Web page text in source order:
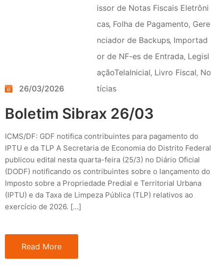
26/03/2026
issor de Notas Fiscais Eletrôni
cas‚ Folha de Pagamento‚ Gere
nciador de Backups‚ Importad
or de NF-es de Entrada‚ Legisl
açãoTelaInicial‚ Livro Fiscal‚ No
tícias
Boletim Sibrax 26/03
ICMS/DF: GDF notifica contribuintes para pagamento do
IPTU e da TLP A Secretaria de Economia do Distrito Federal
publicou edital nesta quarta-feira (25/3) no Diário Oficial
(DODF) notificando os contribuintes sobre o lançamento do
Imposto sobre a Propriedade Predial e Territorial Urbana
(IPTU) e da Taxa de Limpeza Pública (TLP) relativos ao
exercício de 2026. […]
Read More